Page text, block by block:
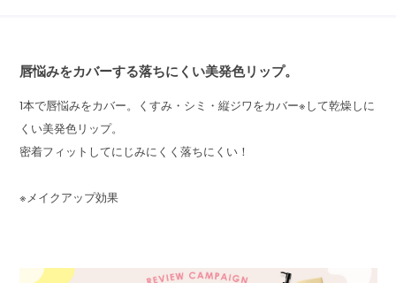
唇悩みをカバーする落ちにくい美発色リップ。
1本で唇悩みをカバー。くすみ・シミ・縦ジワをカバー※して乾燥しに
くい美発色リップ。
密着フィットしてにじみにくく落ちにくい！
※メイクアップ効果